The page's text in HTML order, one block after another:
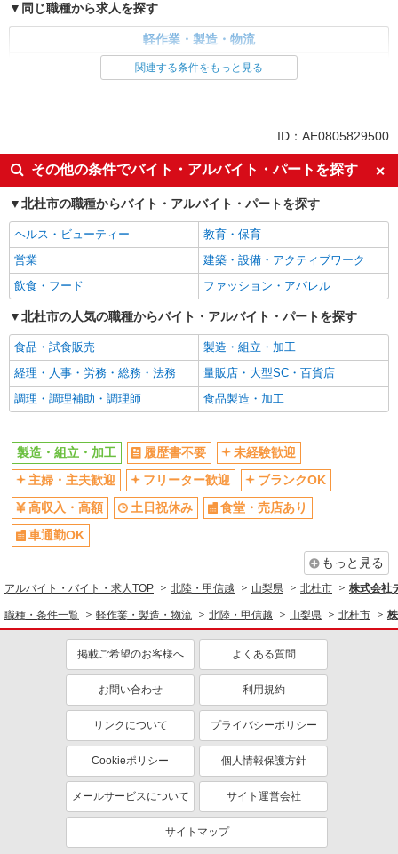
同じ職種から求人を探す
軽作業・製造・物流
車通勤OK
交通費支給
社会保険あり
関連する条件をもっと見る
ID：AE0805829500
その他の条件でバイト・アルバイト・パートを探す
北杜市の職種からバイト・アルバイト・パートを探す
ヘルス・ビューティー
教育・保育
営業
建築・設備・アクティブワーク
飲食・フード
ファッション・アパレル
北杜市の人気の職種からバイト・アルバイト・パートを探す
食品・試食販売
製造・組立・加工
経理・人事・労務・総務・法務
量販店・大型SC・百貨店
調理・調理補助・調理師
食品製造・加工
製造・組立・加工 履歴書不要
未経験歓迎
主婦・主夫歓迎
フリーター歓迎
ブランクOK
高収入・高額
土日祝休み
食堂・売店あり
車通勤OK
もっと見る
アルバイト・バイト・求人TOP 北陸・甲信越 山梨県 北杜市 株式会社
職種・条件一覧 軽作業・製造・物流 北陸・甲信越 山梨県 北杜市
掲載ご希望のお客様へ よくある質問
お問い合わせ 利用規約
リンクについて プライバシーポリシー
Cookieポリシー 個人情報保護方針
メールサービスについて サイト運営会社
サイトマップ